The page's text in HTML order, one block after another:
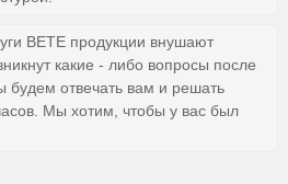
BETE продукции внушают
какие - либо вопросы после
будем отвечать вам и решать
Мы хотим, чтобы у вас был